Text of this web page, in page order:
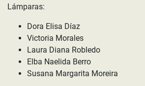
Lámparas:
Dora Elisa Díaz
Victoria Morales
Laura Diana Robledo
Elba Naelida Berro
Susana Margarita Moreira